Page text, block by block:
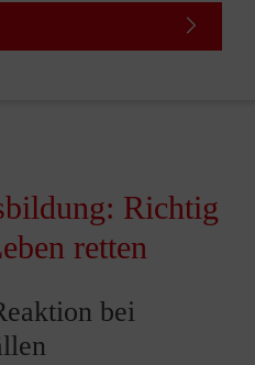
Richtig
retten
bei